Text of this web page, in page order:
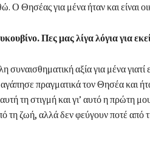
Θησέας για μένα ήταν και είναι
Πες μας λίγα λόγια για
αξία για μένα γιατί
πραγματικά τον Θησέα και
τη στιγμή και γι’ αυτό η πρώτη
τη ζωή, αλλά δεν φεύγουν ποτέ από